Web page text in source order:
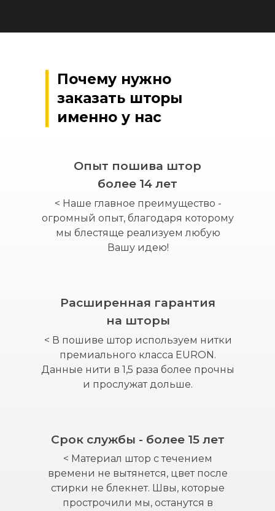
Почему нужно
заказать шторы
именно у нас
Опыт пошива штор
более 14 лет
< Наше главное преимущество -
огромный опыт, благодаря которому
мы блестяще реализуем любую
Вашу идею!
Расширенная гарантия
на шторы
< В пошиве штор используем нитки
премиального класса EURON.
Данные нити в 1,5 раза более прочны
и прослужат дольше.
Срок службы - более 15 лет
< Материал штор с течением
времени не вытянется, цвет после
стирки не блекнет. Швы, которые
прострочили мы, останутся в